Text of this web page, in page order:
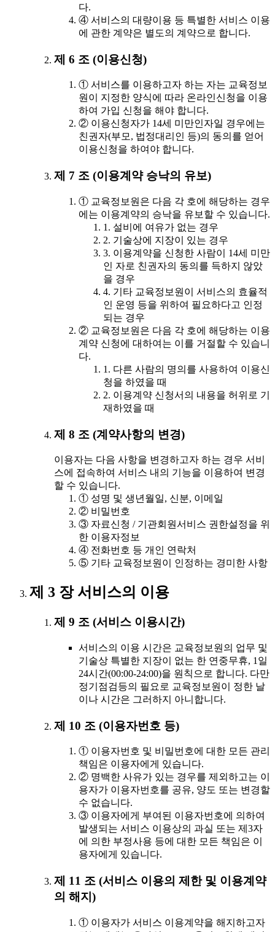
다.
④ 서비스의 대량이용 등 특별한 서비스 이용
에 관한 계약은 별도의 계약으로 합니다.
제 6 조 (이용신청)
① 서비스를 이용하고자 하는 자는 교육정보
원이 지정한 양식에 따라 온라인신청을 이용
하여 가입 신청을 해야 합니다.
② 이용신청자가 14세 미만인자일 경우에는
친권자(부모, 법정대리인 등)의 동의를 얻어
이용신청을 하여야 합니다.
제 7 조 (이용계약 승낙의 유보)
① 교육정보원은 다음 각 호에 해당하는 경우
에는 이용계약의 승낙을 유보할 수 있습니다.
1. 설비에 여유가 없는 경우
2. 기술상에 지장이 있는 경우
3. 이용계약을 신청한 사람이 14세 미만
인 자로 친권자의 동의를 득하지 않았
을 경우
4. 기타 교육정보원이 서비스의 효율적
인 운영 등을 위하여 필요하다고 인정
되는 경우
② 교육정보원은 다음 각 호에 해당하는 이용
계약 신청에 대하여는 이를 거절할 수 있습니
다.
1. 다른 사람의 명의를 사용하여 이용신
청을 하였을 때
2. 이용계약 신청서의 내용을 허위로 기
재하였을 때
제 8 조 (계약사항의 변경)
이용자는 다음 사항을 변경하고자 하는 경우 서비
스에 접속하여 서비스 내의 기능을 이용하여 변경
할 수 있습니다.
① 성명 및 생년월일, 신분, 이메일
② 비밀번호
③ 자료신청 / 기관회원서비스 권한설정을 위
한 이용자정보
④ 전화번호 등 개인 연락처
⑤ 기타 교육정보원이 인정하는 경미한 사항
제 3 장 서비스의 이용
제 9 조 (서비스 이용시간)
서비스의 이용 시간은 교육정보원의 업무 및
기술상 특별한 지장이 없는 한 연중무휴, 1일
24시간(00:00-24:00)을 원칙으로 합니다. 다만
정기점검등의 필요로 교육정보원이 정한 날
이나 시간은 그러하지 아니합니다.
제 10 조 (이용자번호 등)
① 이용자번호 및 비밀번호에 대한 모든 관리
책임은 이용자에게 있습니다.
② 명백한 사유가 있는 경우를 제외하고는 이
용자가 이용자번호를 공유, 양도 또는 변경할
수 없습니다.
③ 이용자에게 부여된 이용자번호에 의하여
발생되는 서비스 이용상의 과실 또는 제3자
에 의한 부정사용 등에 대한 모든 책임은 이
용자에게 있습니다.
제 11 조 (서비스 이용의 제한 및 이용계약
의 해지)
① 이용자가 서비스 이용계약을 해지하고자